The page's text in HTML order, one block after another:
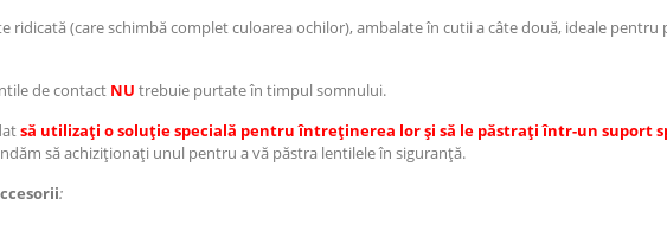
(care schimbă complet culoarea ochilor), ambalate în cutii a câte două, ideale pentru
de contact NU trebuie purtate în timpul somnului.
să utilizați o soluție specială pentru întreținerea lor și să le păstrați într-un suport
să achiziționați unul pentru a vă păstra lentilele în siguranță.
: